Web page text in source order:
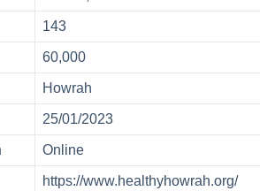
143
60,000
Howrah
25/01/2023
Online
https://www.healthyhowrah.org/